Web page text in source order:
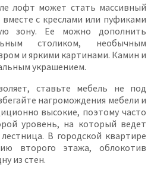
лофт может стать массивный
с креслами или пуфиками
зону. Ее можно дополнить
столиком, необычным
и яркими картинами. Камин и
украшением.
ставьте мебель не под
нагромождения мебели и
высокие, поэтому часто
уровень, на который ведет
В городской квартире
второго этажа, облокотив
из стен.